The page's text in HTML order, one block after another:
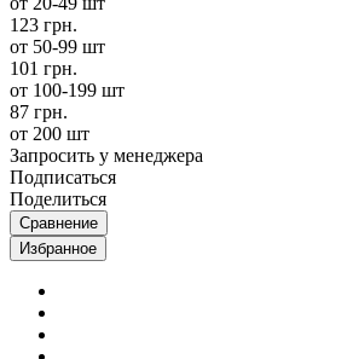
123 грн.
от 50-99 шт
101 грн.
от 100-199 шт
87 грн.
от 200 шт
Запросить у менеджера
Подписаться
Поделиться
Сравнение
Избранное